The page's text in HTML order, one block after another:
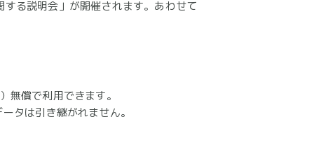
る説明会」が開催されます。あわせて
無償で利用できます。
タは引き継がれません。